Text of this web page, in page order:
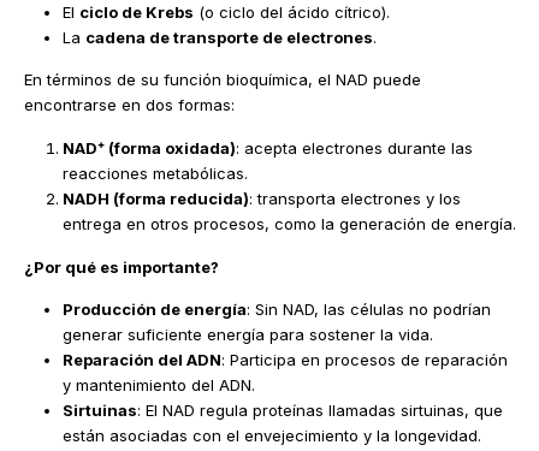
El ciclo de Krebs (o ciclo del ácido cítrico).
La cadena de transporte de electrones.
En términos de su función bioquímica, el NAD puede
encontrarse en dos formas:
NAD⁺ (forma oxidada): acepta electrones durante las
reacciones metabólicas.
NADH (forma reducida): transporta electrones y los
entrega en otros procesos, como la generación de energía.
¿Por qué es importante?
Producción de energía: Sin NAD, las células no podrían
generar suficiente energía para sostener la vida.
Reparación del ADN: Participa en procesos de reparación
y mantenimiento del ADN.
Sirtuinas: El NAD regula proteínas llamadas sirtuinas, que
están asociadas con el envejecimiento y la longevidad.